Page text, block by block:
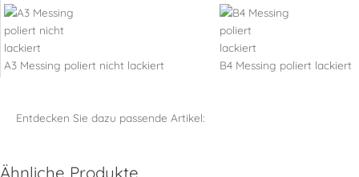
A3 Messing poliert nicht lackiert B4 Messing poliert lackiert
Entdecken Sie dazu passende Artikel:
Ähnliche Produkte